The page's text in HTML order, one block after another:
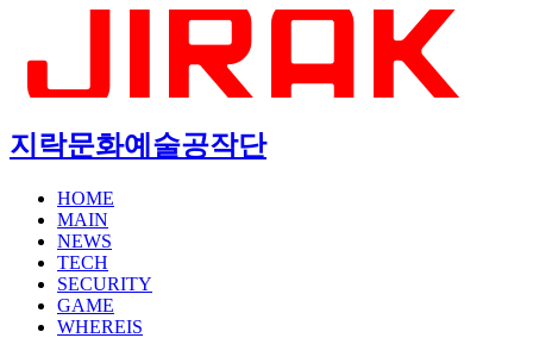
지락문화예술공작단
HOME
MAIN
NEWS
TECH
SECURITY
GAME
WHEREIS